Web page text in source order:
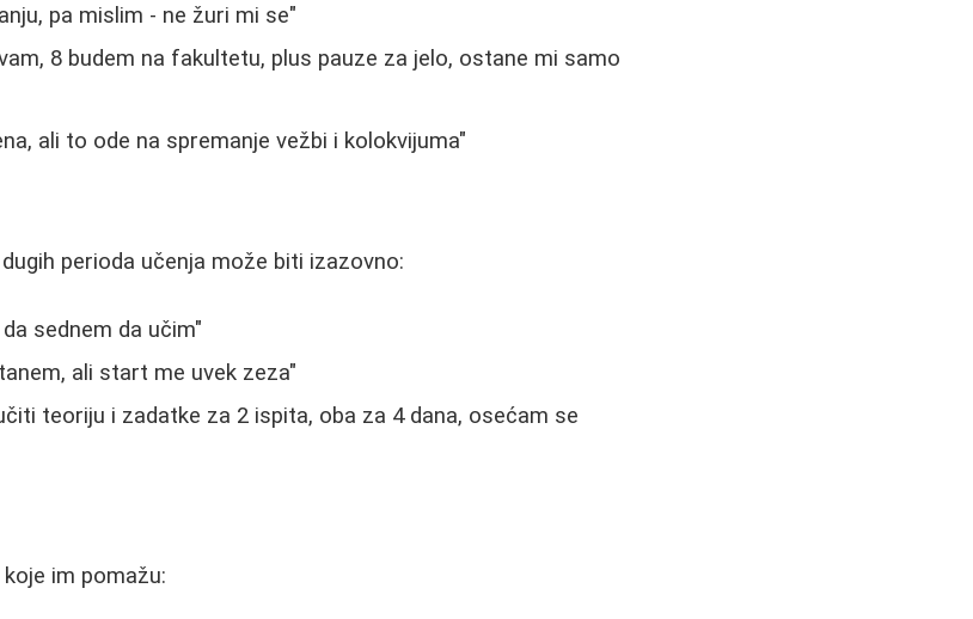
pa mislim - ne žuri mi se"
8 budem na fakultetu, plus pauze za jelo, ostane mi samo
ali to ode na spremanje vežbi i kolokvijuma"
perioda učenja može biti izazovno:
sednem da učim"
ali start me uvek zeza"
teoriju i zadatke za 2 ispita, oba za 4 dana, osećam se
im pomažu: